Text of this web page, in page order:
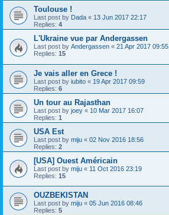
Toulouse !
Last post by Dada « 13 Jun 2017 22:17
Replies: 4
L'Ukraine vue par Andergassen
Last post by Andergassen « 21 Apr 2017 09:55
Replies: 15
Je vais aller en Grece !
Last post by iubito « 19 Apr 2017 09:59
Replies: 6
Un tour au Rajasthan
Last post by joey « 10 Mar 2017 16:07
Replies: 1
USA Est
Last post by miju « 02 Nov 2016 18:56
Replies: 2
[USA] Ouest Américain
Last post by miju « 11 Oct 2016 23:19
Replies: 15
OUZBEKISTAN
Last post by miju « 05 Jun 2016 08:46
Replies: 5